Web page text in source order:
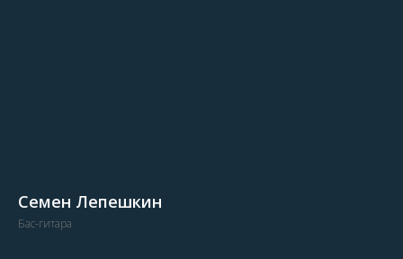
Cемен Лепешкин
Бас-гитара